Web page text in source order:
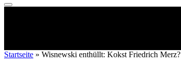
Startseite » Wisnewski enthüllt: Kokst Friedrich Merz?